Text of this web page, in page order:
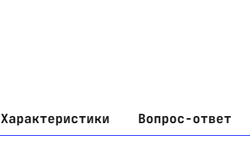
Характеристики Вопрос-ответ